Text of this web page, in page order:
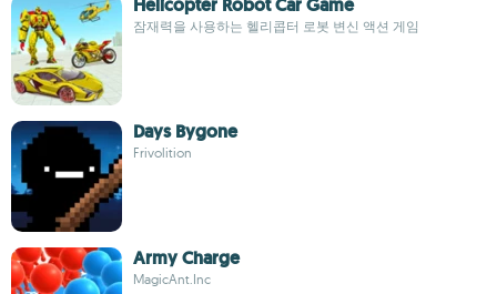
Helicopter Robot Car Game
잠재력을 사용하는 헬리콥터 로봇 변신 액션 게임
Days Bygone
Frivolition
Army Charge
MagicAnt.Inc